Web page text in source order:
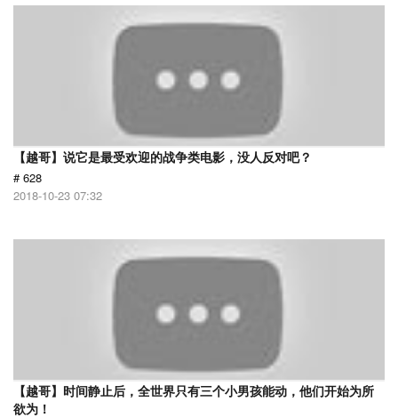
【越哥】说它是最受欢迎的战争类电影，没人反对吧？
# 628
2018-10-23 07:32
【越哥】时间静止后，全世界只有三个小男孩能动，他们开始为所
欲为！